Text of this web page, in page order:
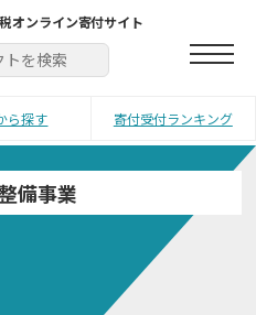
オンライン寄付サイト
ら探す 寄付受付ランキング
備事業